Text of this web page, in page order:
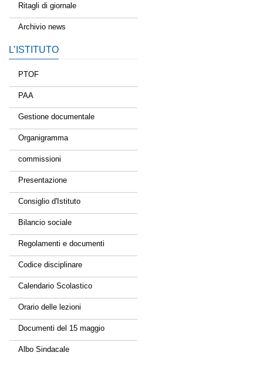
Ritagli di giornale
Archivio news
L’ISTITUTO
PTOF
PAA
Gestione documentale
Organigramma
commissioni
Presentazione
Consiglio d'Istituto
Bilancio sociale
Regolamenti e documenti
Codice disciplinare
Calendario Scolastico
Orario delle lezioni
Documenti del 15 maggio
Albo Sindacale